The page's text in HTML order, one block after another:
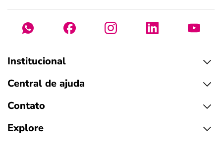
Institucional
Central de ajuda
Contato
Explore